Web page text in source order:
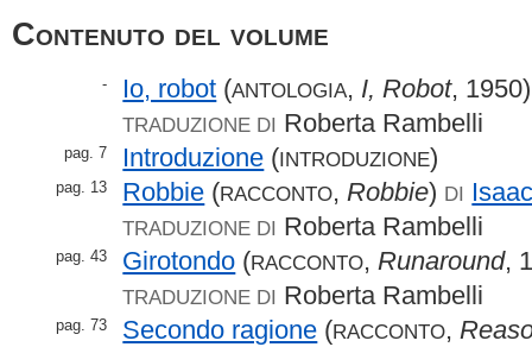
Contenuto del volume
- Io, robot (ANTOLOGIA, I, Robot, 1950)
TRADUZIONE DI Roberta Rambelli
pag. 7 Introduzione (INTRODUZIONE)
pag. 13 Robbie (RACCONTO, Robbie) DI
TRADUZIONE DI Roberta Rambelli
pag. 43 Girotondo (RACCONTO, Runaround,
TRADUZIONE DI Roberta Rambelli
pag. 73 Secondo ragione (RACCONTO,